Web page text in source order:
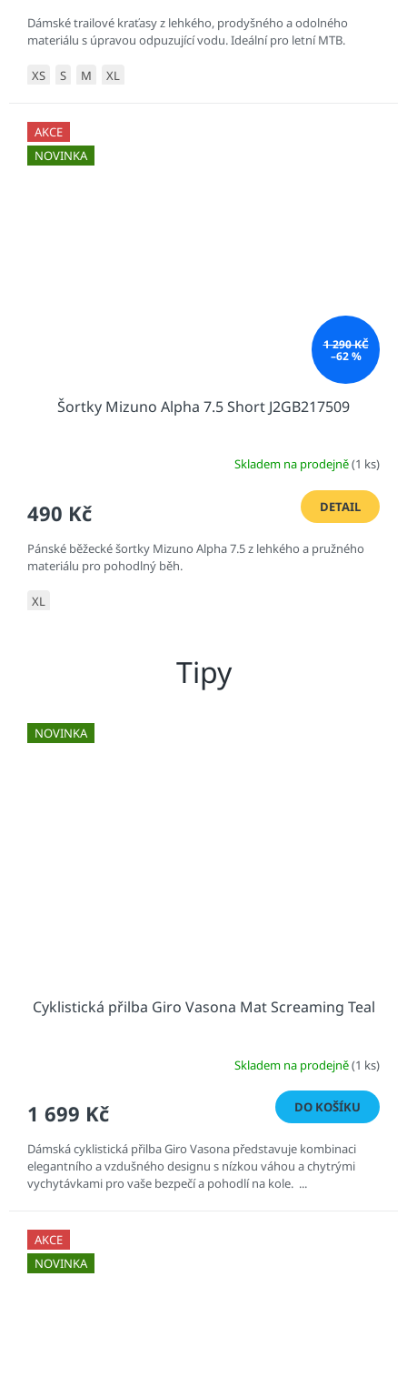
Dámské trailové kraťasy z lehkého, prodyšného a odolného
materiálu s úpravou odpuzující vodu. Ideální pro letní MTB.
XS S M XL
AKCE
NOVINKA
1 290 KČ
–62 %
Šortky Mizuno Alpha 7.5 Short J2GB217509
Skladem na prodejně(1 ks)
490 Kč DETAIL
Pánské běžecké šortky Mizuno Alpha 7.5 z lehkého a pružného
materiálu pro pohodlný běh.
XL
Tipy
NOVINKA
Cyklistická přilba Giro Vasona Mat Screaming Teal
Skladem na prodejně(1 ks)
1 699 Kč DO KOŠÍKU
Dámská cyklistická přilba Giro Vasona představuje kombinaci
elegantního a vzdušného designu s nízkou váhou a chytrými
vychytávkami pro vaše bezpečí a pohodlí na kole. ...
AKCE
NOVINKA